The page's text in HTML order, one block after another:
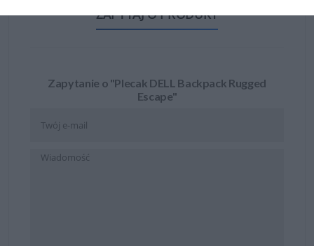
ZAPYTAJ O PRODUKT
Zapytanie o "Plecak DELL Backpack Rugged
Escape"